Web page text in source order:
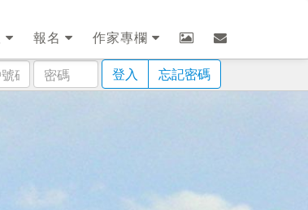
報名
作家專欄
密
碼
登入 忘記密碼